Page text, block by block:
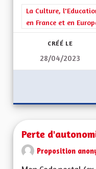
Filtrer les résultats
La Culture,
en France et en
CRÉÉ LE
28/04/2023
Perte
Proposition